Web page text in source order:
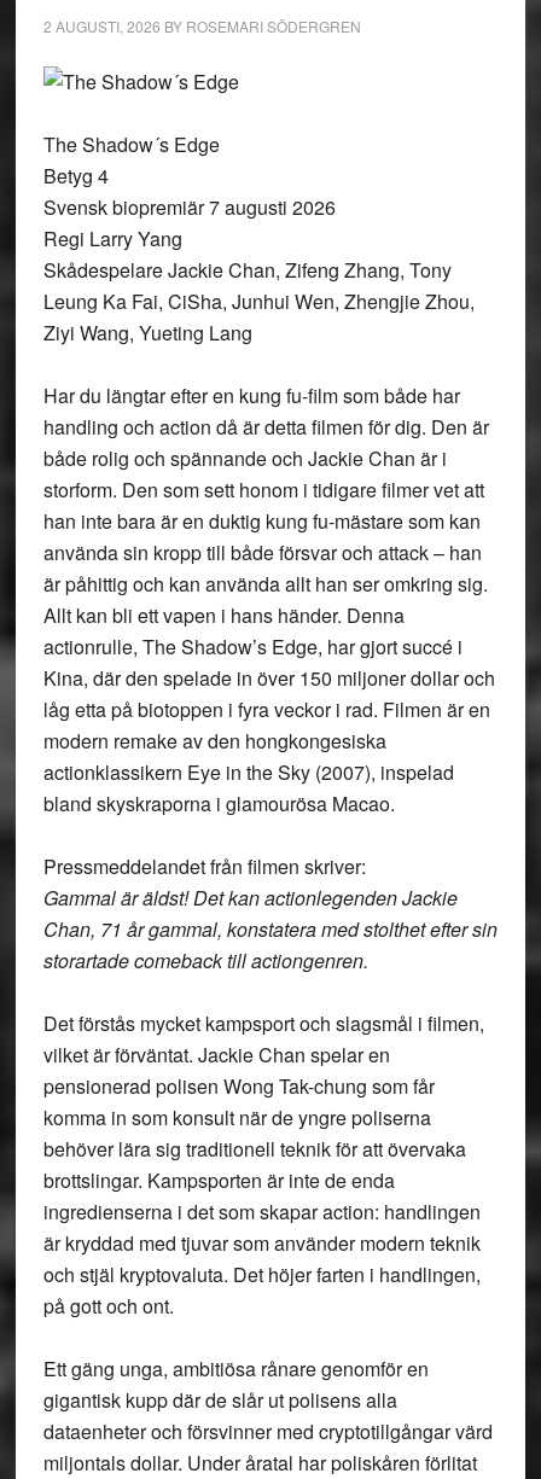
2 AUGUSTI, 2026 BY ROSEMARI SÖDERGREN
The Shadow´s Edge
Betyg 4
Svensk biopremiär 7 augusti 2026
Regi Larry Yang
Skådespelare Jackie Chan, Zifeng Zhang, Tony
Leung Ka Fai, CiSha, Junhui Wen, Zhengjie Zhou,
Ziyi Wang, Yueting Lang
Har du längtar efter en kung fu-film som både har
handling och action då är detta filmen för dig. Den är
både rolig och spännande och Jackie Chan är i
storform. Den som sett honom i tidigare filmer vet att
han inte bara är en duktig kung fu-mästare som kan
använda sin kropp till både försvar och attack – han
är påhittig och kan använda allt han ser omkring sig.
Allt kan bli ett vapen i hans händer. Denna
actionrulle, The Shadow’s Edge, har gjort succé i
Kina, där den spelade in över 150 miljoner dollar och
låg etta på biotoppen i fyra veckor i rad. Filmen är en
modern remake av den hongkongesiska
actionklassikern Eye in the Sky (2007), inspelad
bland skyskraporna i glamourösa Macao.
Pressmeddelandet från filmen skriver:
Gammal är äldst! Det kan actionlegenden Jackie
Chan, 71 år gammal, konstatera med stolthet efter sin
storartade comeback till actiongenren.
Det förstås mycket kampsport och slagsmål i filmen,
vilket är förväntat. Jackie Chan spelar en
pensionerad polisen Wong Tak-chung som får
komma in som konsult när de yngre poliserna
behöver lära sig traditionell teknik för att övervaka
brottslingar. Kampsporten är inte de enda
ingredienserna i det som skapar action: handlingen
är kryddad med tjuvar som använder modern teknik
och stjäl kryptovaluta. Det höjer farten i handlingen,
på gott och ont.
Ett gäng unga, ambitiösa rånare genomför en
gigantisk kupp där de slår ut polisens alla
dataenheter och försvinner med cryptotillgångar värd
miljontals dollar. Under åratal har poliskåren förlitat